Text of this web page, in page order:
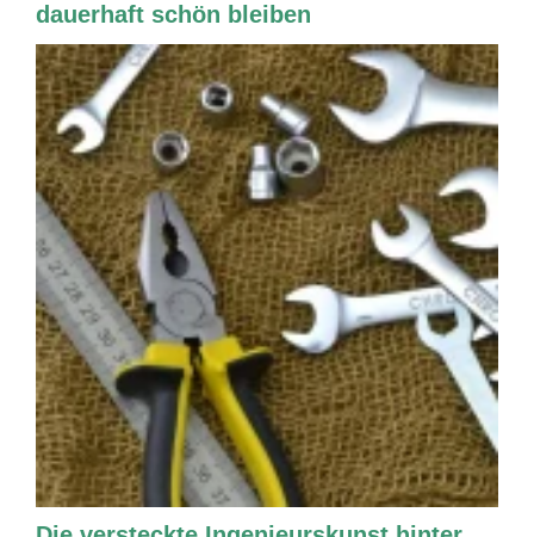
dauerhaft schön bleiben